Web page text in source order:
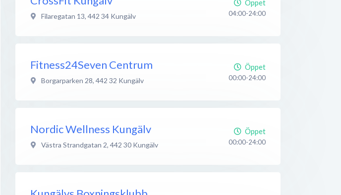
Filaregatan 13, 442 34 Kungälv
Öppet
04:00-24:00
Fitness24Seven Centrum
Borgarparken 28, 442 32 Kungälv
Öppet
00:00-24:00
Nordic Wellness Kungälv
Västra Strandgatan 2, 442 30 Kungälv
Öppet
00:00-24:00